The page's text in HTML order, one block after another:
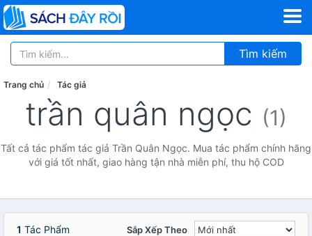
Tìm kiếm
Trang chủ Tác giả
trần quân ngọc (1)
Tất cả tác phẩm tác giả Trần Quân Ngọc. Mua tác phẩm chính hãng
với giá tốt nhất, giao hàng tận nhà miễn phí, thu hộ COD
1 Tác Phẩm Sắp Xếp Theo